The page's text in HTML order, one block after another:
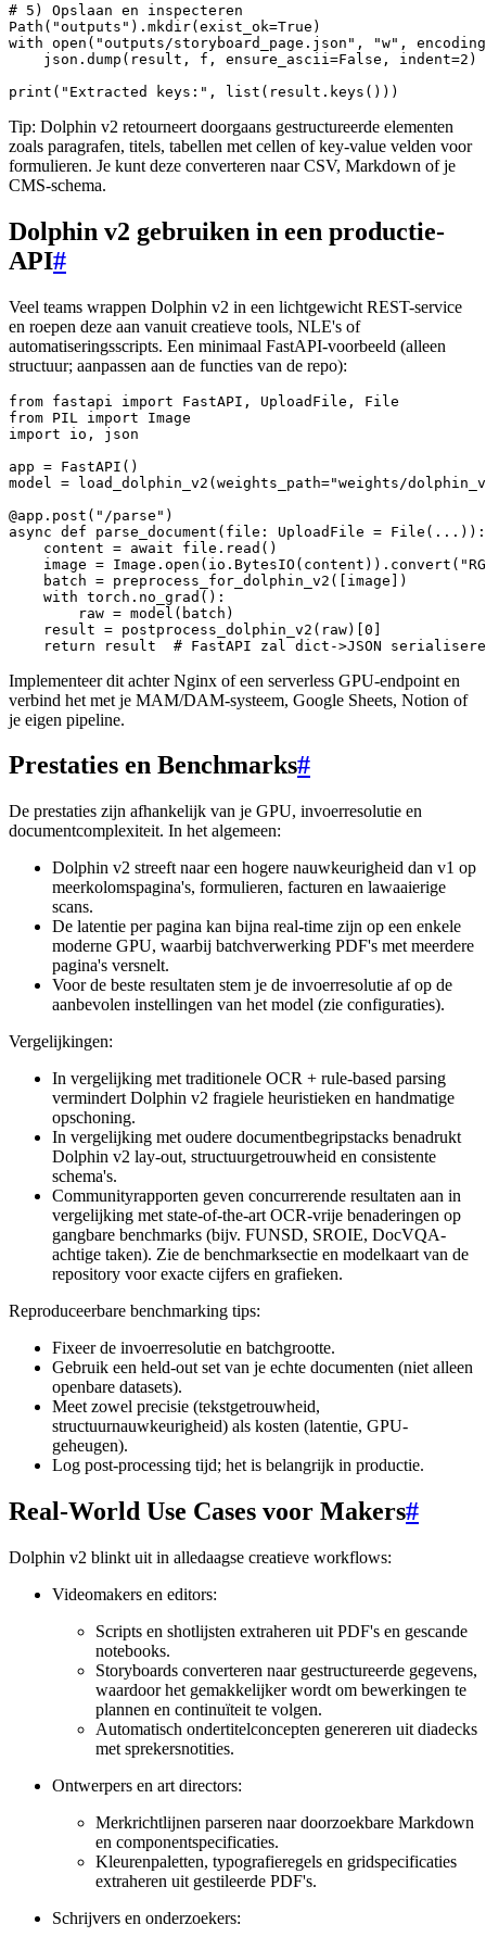
# 5) Opslaan en inspecteren
Path("outputs").mkdir(exist_ok=True)
with open("outputs/storyboard_page.json", "w",
    json.dump(result, f, ensure_ascii=False, indent=2)
Tip: Dolphin v2 retourneert doorgaans gestructureerde elementen
zoals paragrafen, titels, tabellen met cellen of key-value velden voor
formulieren. Je kunt deze converteren naar CSV, Markdown of je
CMS-schema.
Dolphin v2 gebruiken in een productie-
API#
Veel teams wrappen Dolphin v2 in een lichtgewicht REST-service
en roepen deze aan vanuit creatieve tools, NLE's of
automatiseringsscripts. Een minimaal FastAPI-voorbeeld (alleen
structuur; aanpassen aan de functies van de repo):
from fastapi import FastAPI, UploadFile, File
from PIL import Image
import io, json
app = FastAPI()
model = load_dolphin_v2(weights_path="weights/
@app.post("/parse")
async def parse_document(file: UploadFile = File(...)):
    content = await file.read()
image =
    batch = preprocess_for_dolphin_v2([image])
    with torch.no_grad():
        raw = model(batch)
    result = postprocess_dolphin_v2(raw)[0]
Implementeer dit achter Nginx of een serverless GPU-endpoint en
verbind het met je MAM/DAM-systeem, Google Sheets, Notion of
je eigen pipeline.
Prestaties en Benchmarks#
De prestaties zijn afhankelijk van je GPU, invoerresolutie en
documentcomplexiteit. In het algemeen:
Dolphin v2 streeft naar een hogere nauwkeurigheid dan v1 op
meerkolomspagina's, formulieren, facturen en lawaaierige
scans.
De latentie per pagina kan bijna real-time zijn op een enkele
moderne GPU, waarbij batchverwerking PDF's met meerdere
pagina's versnelt.
Voor de beste resultaten stem je de invoerresolutie af op de
aanbevolen instellingen van het model (zie configuraties).
Vergelijkingen:
In vergelijking met traditionele OCR + rule-based parsing
vermindert Dolphin v2 fragiele heuristieken en handmatige
opschoning.
In vergelijking met oudere documentbegripstacks benadrukt
Dolphin v2 lay-out, structuurgetrouwheid en consistente
schema's.
Communityrapporten geven concurrerende resultaten aan in
vergelijking met state-of-the-art OCR-vrije benaderingen op
gangbare benchmarks (bijv. FUNSD, SROIE, DocVQA-
achtige taken). Zie de benchmarksectie en modelkaart van de
repository voor exacte cijfers en grafieken.
Reproduceerbare benchmarking tips:
Fixeer de invoerresolutie en batchgrootte.
Gebruik een held-out set van je echte documenten (niet alleen
openbare datasets).
Meet zowel precisie (tekstgetrouwheid,
structuurnauwkeurigheid) als kosten (latentie, GPU-
geheugen).
Log post-processing tijd; het is belangrijk in productie.
Real-World Use Cases voor Makers#
Dolphin v2 blinkt uit in alledaagse creatieve workflows:
Videomakers en editors:
Scripts en shotlijsten extraheren uit PDF's en gescande
notebooks.
Storyboards converteren naar gestructureerde gegevens,
waardoor het gemakkelijker wordt om bewerkingen te
plannen en continuïteit te volgen.
Automatisch ondertitelconcepten genereren uit diadecks
met sprekersnotities.
Ontwerpers en art directors:
Merkrichtlijnen parseren naar doorzoekbare Markdown
en componentspecificaties.
Kleurenpaletten, typografieregels en gridspecificaties
extraheren uit gestileerde PDF's.
Schrijvers en onderzoekers: